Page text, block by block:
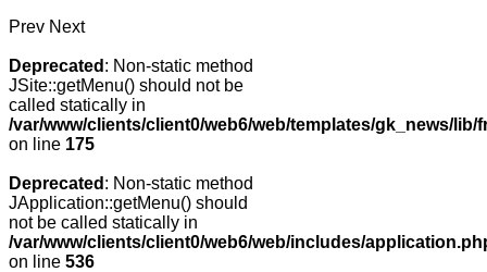
Prev Next
Deprecated : Non-static method
JSite::getMenu() should not be
called statically in
/var/www/clients/client0/web6/web/templates/gk_news/
on line 175
Deprecated : Non-static method
JApplication::getMenu() should
not be called statically in
/var/www/clients/client0/web6/web/includes/
on line 536